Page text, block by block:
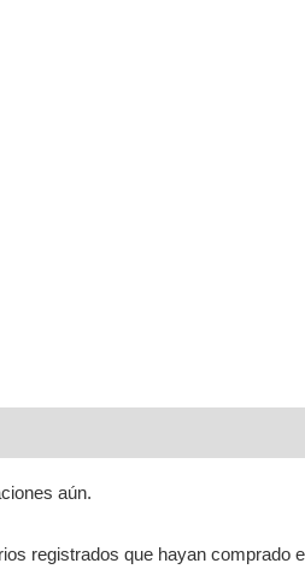
aún.
registrados que hayan comprado